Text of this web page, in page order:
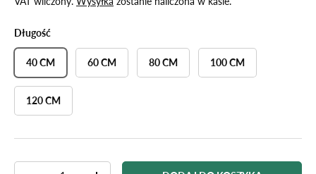
Długość
40 CM 60 CM 80 CM 100 CM
120 CM